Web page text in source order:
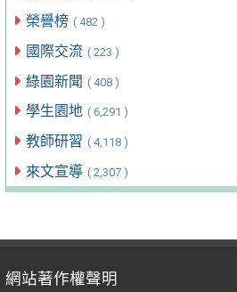
榮譽榜 ( 482 )
國際交流 ( 223 )
綠園新聞 ( 408 )
學生園地 ( 6,291 )
教師研習 ( 4,118 )
來文宣導 ( 2,307 )
網站著作權聲明